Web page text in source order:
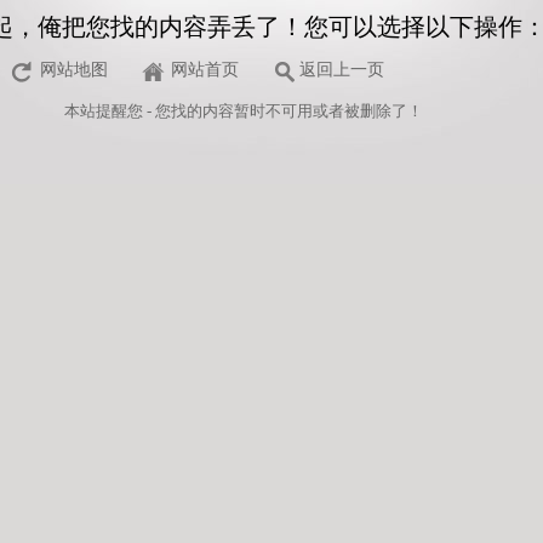
，俺把您找的内容弄丢了！您可以选择以下操作
网站地图 网站首页 返回上一页
本站提醒您 - 您找的内容暂时不可用或者被删除了！